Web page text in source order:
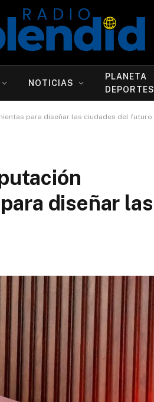
NOTICIAS
PLANETA
DEPORTES
para diseñar las ciudades del futuro
diseñar las